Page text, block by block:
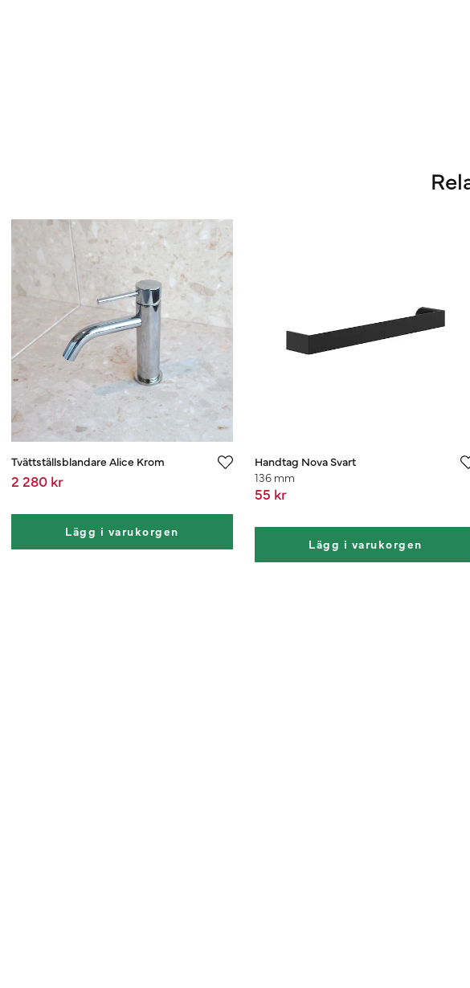
Tvättställsblandare Alice Krom
2 280 kr
Lägg i varukorgen
Handtag Nova Svart
136 mm
55 kr
Lägg i varukorgen